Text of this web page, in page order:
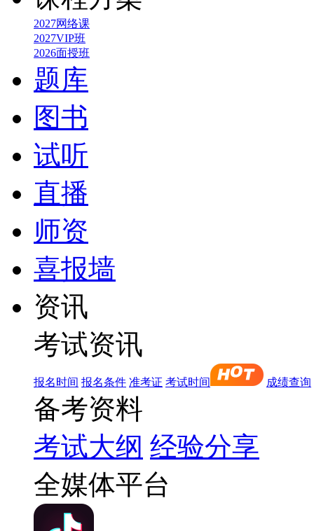
2027网络课
2027VIP班
2026面授班
题库
图书
试听
直播
师资
喜报墙
资讯
考试资讯
报名时间 报名条件 准考证 考试时间 成绩查询
备考资料
考试大纲 经验分享
全媒体平台